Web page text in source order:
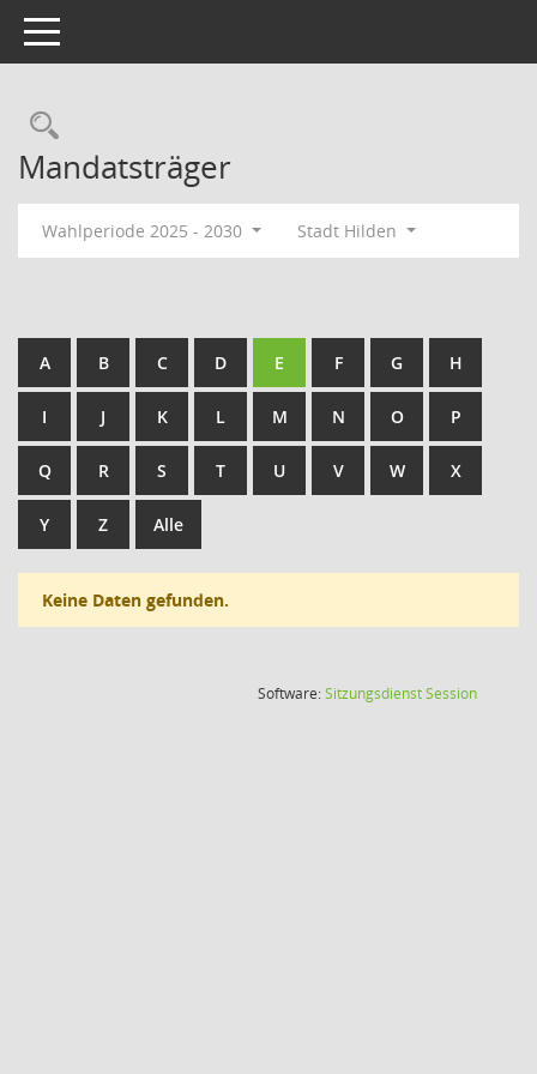
Toggle navigation
Rechercheauswahl
Mandatsträger
Wahlperiode 2025 - 2030 Stadt Hilden
A B C D E F G H
I J K L M N O P
Q R S T U V W X
Y Z Alle
Keine Daten gefunden.
Software:SitzungsdienstSession(Wird in